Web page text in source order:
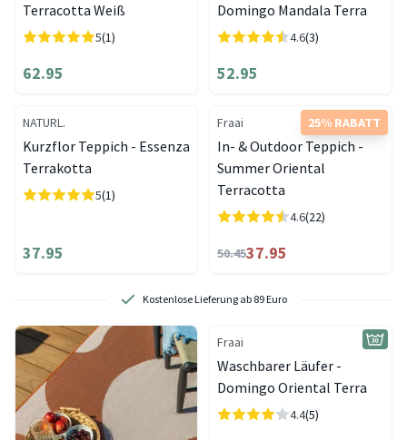
Terracotta Weiß
5(1)
62.95
Domingo Mandala Terra
4.6(3)
52.95
NATURL.
Kurzflor Teppich - Essenza
Terrakotta
5(1)
37.95
25% RABATT
Fraai
In- & Outdoor Teppich -
Summer Oriental
Terracotta
4.6(22)
50.4537.95
Kostenlose Lieferung ab 89 Euro
Fraai
Waschbarer Läufer -
Domingo Oriental Terra
4.4(5)